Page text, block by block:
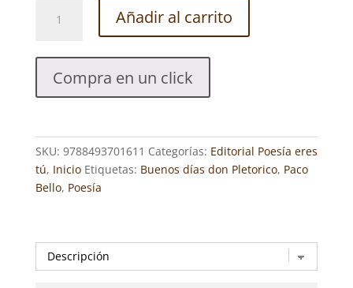
DÍAS,
PLETÓRICO
Paco
cantidad
Añadir al carrito
Compra en un click
SKU: 9788493701611 Categorías: Editorial Poesía eres
tú, Inicio Etiquetas: Buenos días don Pletorico, Paco
Bello, Poesía